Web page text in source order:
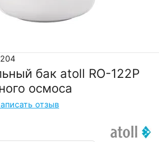
бак atoll RO-122P
осмоса
отзыв